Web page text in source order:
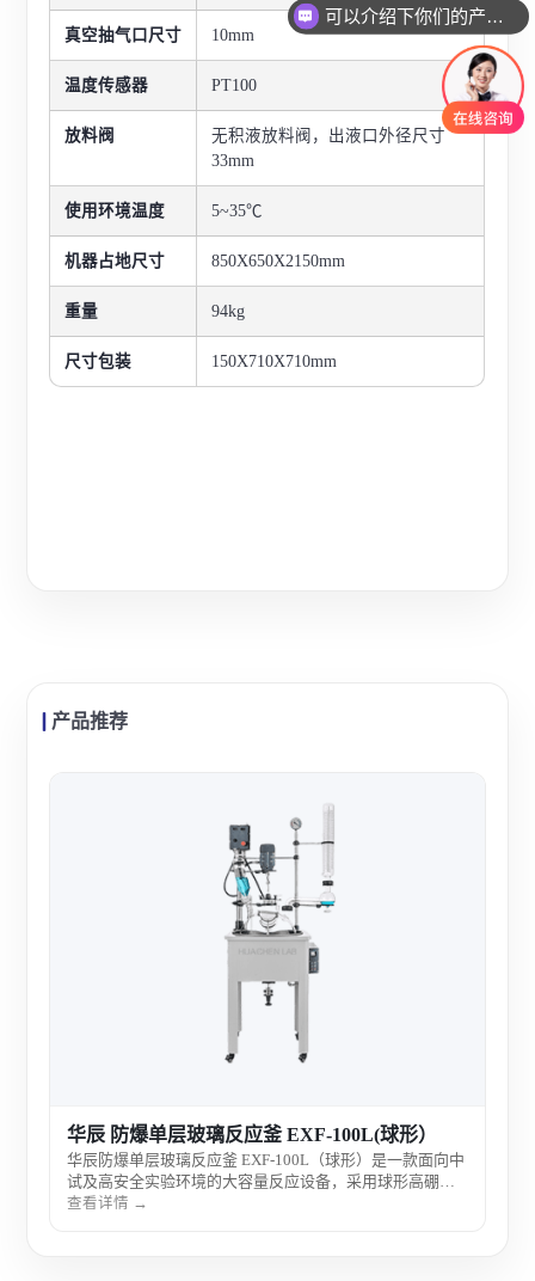
真空抽气口尺寸 10mm
温度传感器 PT100
放料阀 无积液放料阀，出液口外径尺寸
33mm
使用环境温度 5~35℃
机器占地尺寸 850X650X2150mm
重量 94kg
尺寸包装 150X710X710mm
产品推荐
华辰 防爆单层玻璃反应釜 EXF-100L(球形）
华辰防爆单层玻璃反应釜 EXF-100L（球形）是一款面向中
试及高安全实验环境的大容量反应设备，采用球形高硼硅
玻璃结构与防爆配置设计，具备良好的受力与传热性能，
查看详情 →
可以介绍下你们的产品么